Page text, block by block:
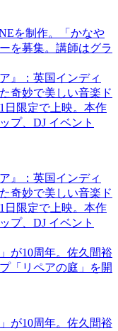
を制作。「かなや
を募集。講師はグラ
』：英国インディ
奇妙で美しい音楽ド
日限定で上映。本作
プ、DJ イベント
』：英国インディ
奇妙で美しい音楽ド
日限定で上映。本作
プ、DJ イベント
が10周年。佐久間裕
「リペアの庭」を開
が10周年。佐久間裕